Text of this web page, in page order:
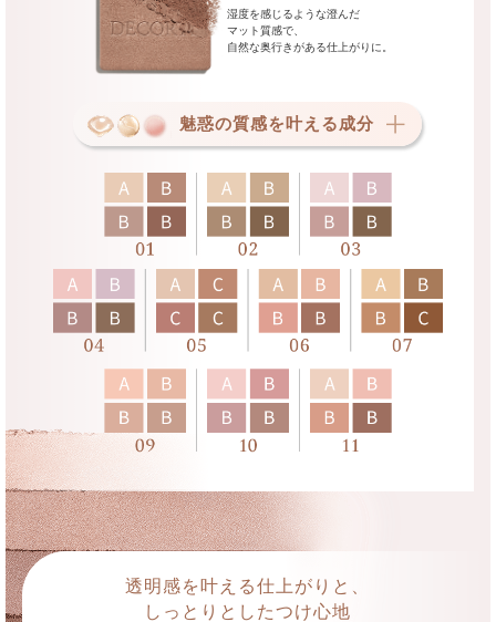
湿度を感じるような澄んだ
マット質感で、
自然な奥行きがある仕上がりに。
魅惑の質感を叶える成分
透明感を叶える仕上がりと、
しっとりとしたつけ心地